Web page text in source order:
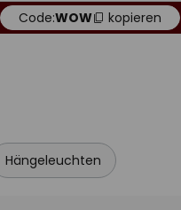
Code:WOW kopieren
Hängeleuchten